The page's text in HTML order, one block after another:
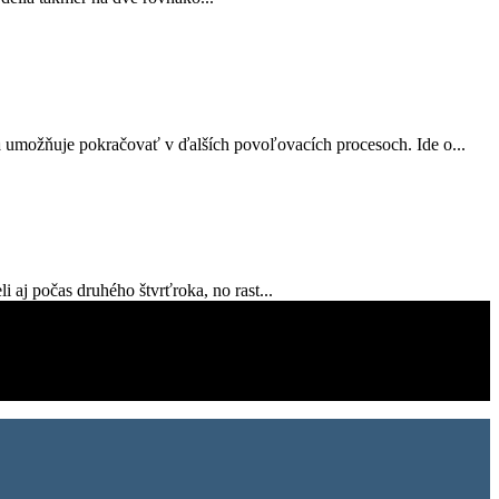
pokračovať v ďalších povoľovacích procesoch. Ide o...
aj počas druhého štvrťroka, no rast...